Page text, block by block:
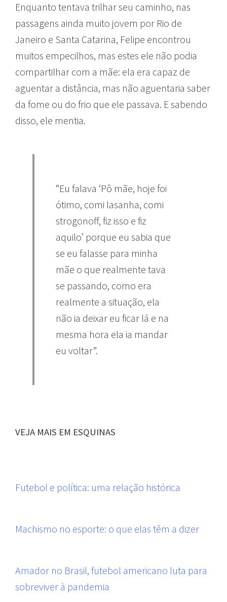
Enquanto tentava trilhar seu caminho, nas
passagens ainda muito jovem por Rio de
Janeiro e Santa Catarina, Felipe encontrou
muitos empecilhos, mas estes ele não podia
compartilhar com a mãe: ela era capaz de
aguentar a distância, mas não aguentaria saber
da fome ou do frio que ele passava. E sabendo
disso, ele mentia.
“Eu falava ‘Pô mãe, hoje foi
ótimo, comi lasanha, comi
strogonoff, fiz isso e fiz
aquilo’ porque eu sabia que
se eu falasse para minha
mãe o que realmente tava
se passando, como era
realmente a situação, ela
não ia deixar eu ficar lá e na
mesma hora ela ia mandar
eu voltar”.
VEJA MAIS EM ESQUINAS
Futebol e política: uma relação histórica
Machismo no esporte: o que elas têm a dizer
Amador no Brasil, futebol americano luta para
sobreviver à pandemia